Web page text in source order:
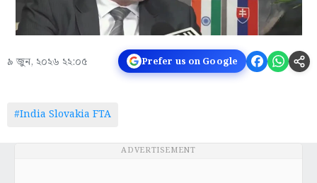
৯ জুন, ২০২৬ ২২:০৫ Prefer us on Google
#India Slovakia FTA
ADVERTISEMENT